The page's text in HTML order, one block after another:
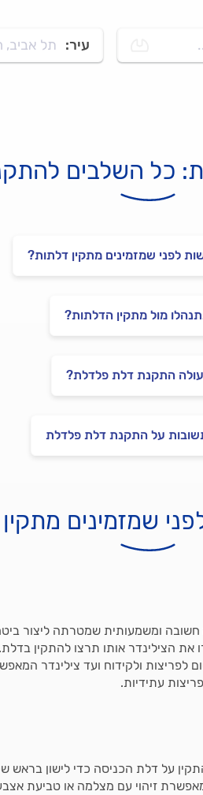
עיר: תל אביב,
כל השלבים
לפני שמזמינים מתקין דלתות?
מול מתקין הדלתות?
התקנת דלת פלדלת?
על התקנת דלת פלדלת
שמזמינים
ומשמעותית שמטרתה ליצור
את הצילינדר אותו תרצו להתקין
לפריצות ולקידוח ועד צילינדר
עתידיות.
על דלת הכניסה כדי לישון בראש
זיהוי עם מצלמה או טביעת